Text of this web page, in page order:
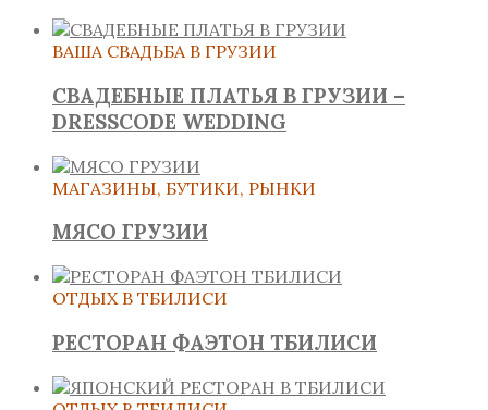
ВАША СВАДЬБА В ГРУЗИИ
СВАДЕБНЫЕ ПЛАТЬЯ В ГРУЗИИ –
DRESSCODE WEDDING
МАГАЗИНЫ, БУТИКИ, РЫНКИ
МЯСО ГРУЗИИ
ОТДЫХ В ТБИЛИСИ
РЕСТОРАН ФАЭТОН ТБИЛИСИ